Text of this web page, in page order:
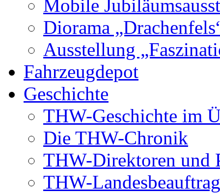
Mobile
Diorama
Ausstellung
Fahrzeugdepot
Geschichte
THW-Geschichte im
Die THW-Chronik
THW-Direktoren und
THW-